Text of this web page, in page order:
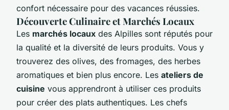
confort nécessaire pour des vacances réussies.
Découverte Culinaire et Marchés Locaux
Les marchés locaux des Alpilles sont réputés pour
la qualité et la diversité de leurs produits. Vous y
trouverez des olives, des fromages, des herbes
aromatiques et bien plus encore. Les ateliers de
cuisine vous apprendront à utiliser ces produits
pour créer des plats authentiques. Les chefs